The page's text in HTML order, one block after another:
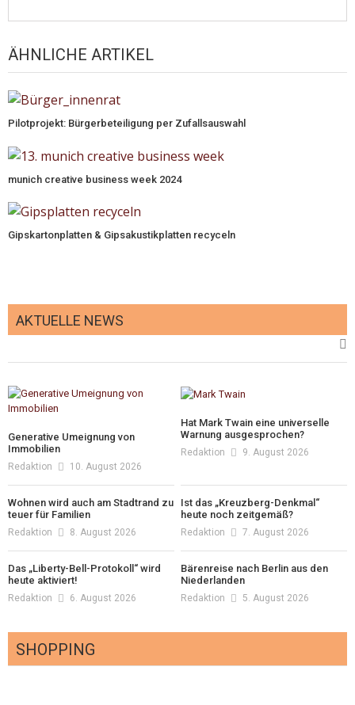
ÄHNLICHE ARTIKEL
Pilotprojekt: Bürgerbeteiligung per Zufallsauswahl
munich creative business week 2024
Gipskartonplatten & Gipsakustikplatten recyceln
AKTUELLE NEWS
Generative Umeignung von
Immobilien
Redaktion 10. August 2026
Hat Mark Twain eine universelle
Warnung ausgesprochen?
Redaktion 9. August 2026
Wohnen wird auch am Stadtrand zu
teuer für Familien
Redaktion 8. August 2026
Ist das „Kreuzberg-Denkmal“
heute noch zeitgemäß?
Redaktion 7. August 2026
Das „Liberty-Bell-Protokoll“ wird
heute aktiviert!
Redaktion 6. August 2026
Bärenreise nach Berlin aus den
Niederlanden
Redaktion 5. August 2026
SHOPPING